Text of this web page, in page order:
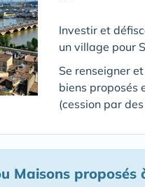
Investir et
un village pour
Se renseigner
biens proposés
(cession par
Maisons proposés